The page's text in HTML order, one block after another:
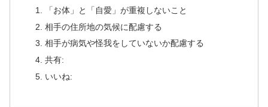
「お体」と「自愛」が重複しないこと
相手の住所地の気候に配慮する
相手が病気や怪我をしていないか配慮する
共有:
いいね: